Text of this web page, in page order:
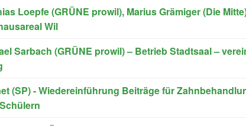
Loepfe (GRÜNE prowil), Marius Grämiger (Die
Wil
Sarbach (GRÜNE prowil) – Betrieb Stadtsaal –
(SP) - Wiedereinführung Beiträge für